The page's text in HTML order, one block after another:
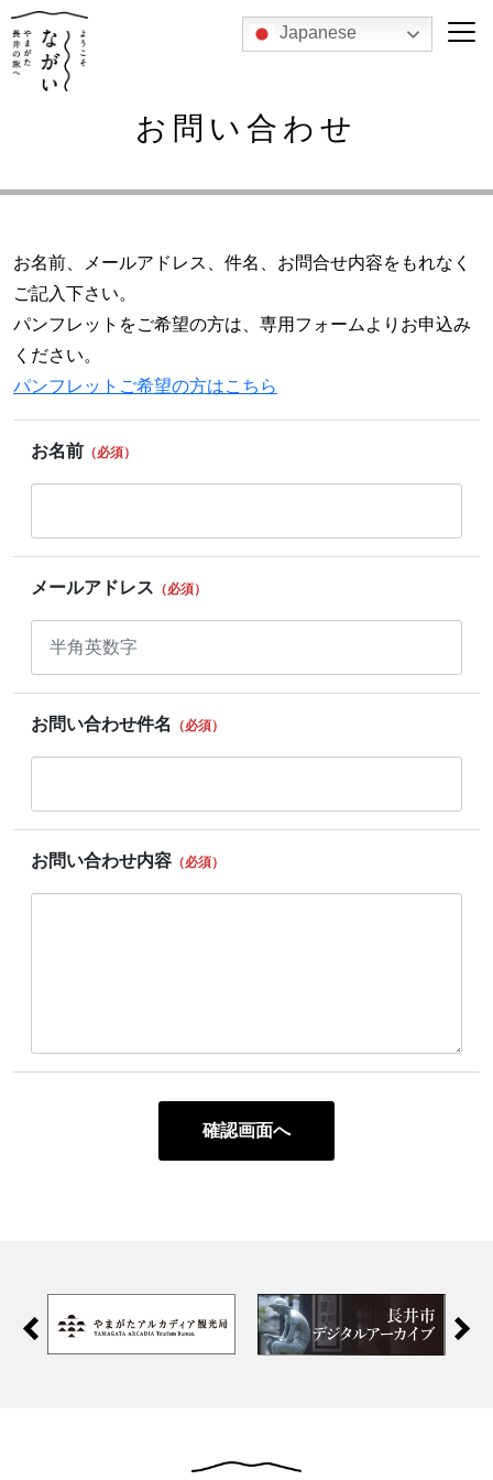
Japanese
お問い合わせ
お名前、メールアドレス、件名、お問合せ内容をもれなく
ご記入下さい。
パンフレットをご希望の方は、専用フォームよりお申込み
ください。
パンフレットご希望の方はこちら
お名前 （必須）
メールアドレス （必須）
お問い合わせ件名 （必須）
お問い合わせ内容 （必須）
確認画面へ